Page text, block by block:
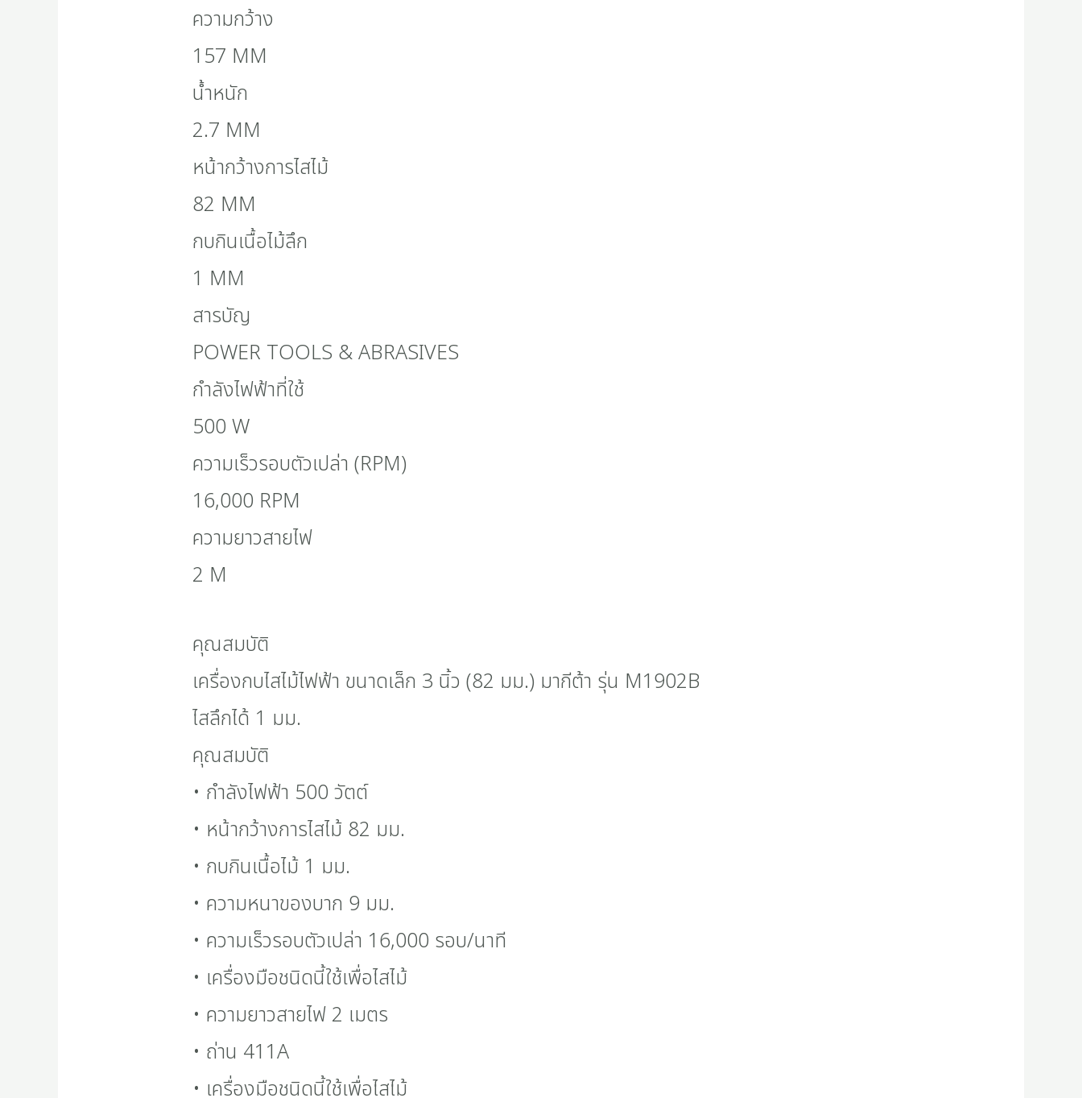
ความกว้าง
157 MM
น้ำหนัก
2.7 MM
หน้ากว้างการไสไม้
82 MM
กบกินเนื้อไม้ลึก
1 MM
สารบัญ
POWER TOOLS & ABRASIVES
กำลังไฟฟ้าที่ใช้
500 W
ความเร็วรอบตัวเปล่า (RPM)
16,000 RPM
ความยาวสายไฟ
2 M
คุณสมบัติ
เครื่องกบไสไม้ไฟฟ้า ขนาดเล็ก 3 นิ้ว (82 มม.) มากีต้า รุ่น M1902B
ไสลึกได้ 1 มม.
คุณสมบัติ
• กำลังไฟฟ้า 500 วัตต์
• หน้ากว้างการไสไม้ 82 มม.
• กบกินเนื้อไม้ 1 มม.
• ความหนาของบาก 9 มม.
• ความเร็วรอบตัวเปล่า 16,000 รอบ/นาที
• เครื่องมือชนิดนี้ใช้เพื่อไสไม้
• ความยาวสายไฟ 2 เมตร
• ถ่าน 411A
• เครื่องมือชนิดนี้ใช้เพื่อไสไม้